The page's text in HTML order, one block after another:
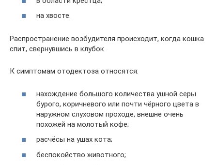
на хвосте.
Распространение возбудителя происходит, когда кошка
спит, свернувшись в клубок.
К симптомам отодектоза относятся:
нахождение большого количества ушной серы
бурого, коричневого или почти чёрного цвета в
наружном слуховом проходе, внешне очень
похожей на молотый кофе;
расчёсы на ушах кота;
беспокойство животного;